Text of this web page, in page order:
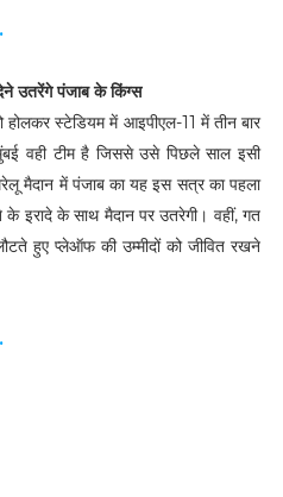
उतरेंगे पंजाब के किंग्स
स्टेडियम में आइपीएल-11 में तीन बार
वही टीम है जिससे उसे पिछले साल इसी
मैदान में पंजाब का यह इस सत्र का पहला
इरादे के साथ मैदान पर उतरेगी। वहीं, गत
हुए प्लेऑफ की उम्मीदों को जीवित रखने